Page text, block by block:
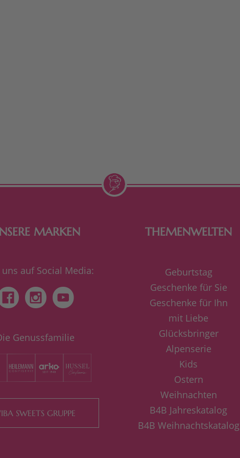
MARKEN
uns auf Social Media:
Genussfamilie
SWEETS GRUPPE
THEMENWELTEN
Geburtstag
Geschenke für Sie
Geschenke für Ihn
mit Liebe
Glücksbringer
Alpenserie
Kids
Ostern
Weihnachten
B4B Jahreskatalog
B4B Weihnachtskatalog